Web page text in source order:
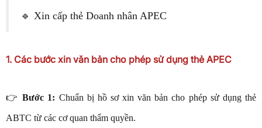
🔹 Xin cấp thẻ Doanh nhân APEC
1. Các bước xin văn bản cho phép sử dụng thẻ APEC
👉Bước 1: Chuẩn bị hồ sơ xin văn bản cho phép sử dụng thẻ
ABTC từ các cơ quan thẩm quyền.